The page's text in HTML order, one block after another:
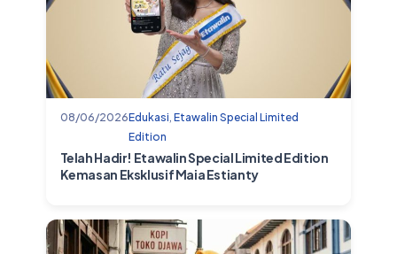
08/06/2026Edukasi Etawalin Special Limited
Edition
Telah Hadir! Etawalin Special Limited Edition
Kemasan Eksklusif Maia Estianty